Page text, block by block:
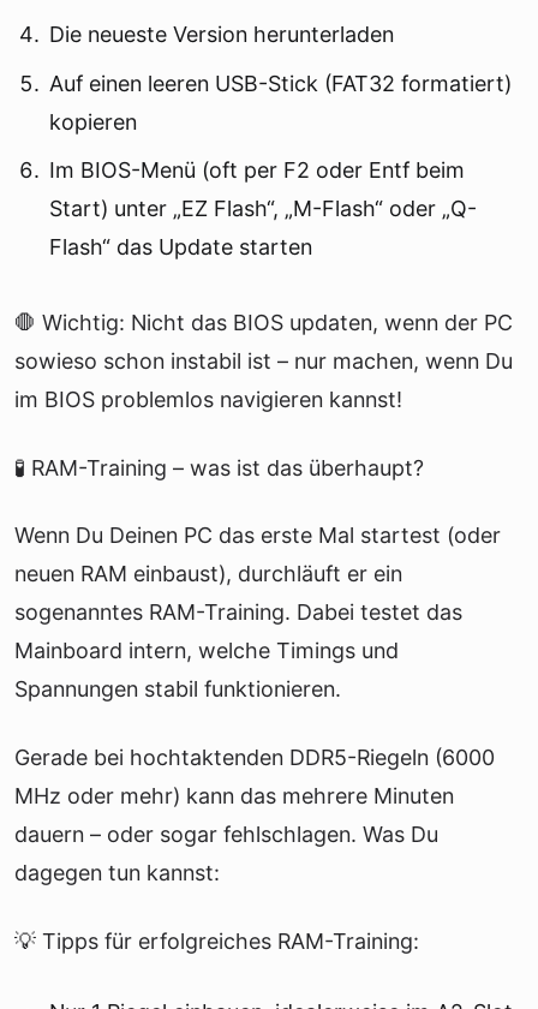
Die neueste Version herunterladen
Auf einen leeren USB-Stick (FAT32 formatiert)
kopieren
Im BIOS-Menü (oft per F2 oder Entf beim
Start) unter „EZ Flash“, „M-Flash“ oder „Q-
Flash“ das Update starten
🛑 Wichtig: Nicht das BIOS updaten, wenn der PC
sowieso schon instabil ist – nur machen, wenn Du
im BIOS problemlos navigieren kannst!
🧪 RAM-Training – was ist das überhaupt?
Wenn Du Deinen PC das erste Mal startest (oder
neuen RAM einbaust), durchläuft er ein
sogenanntes RAM-Training. Dabei testet das
Mainboard intern, welche Timings und
Spannungen stabil funktionieren.
Gerade bei hochtaktenden DDR5-Riegeln (6000
MHz oder mehr) kann das mehrere Minuten
dauern – oder sogar fehlschlagen. Was Du
dagegen tun kannst:
💡 Tipps für erfolgreiches RAM-Training: